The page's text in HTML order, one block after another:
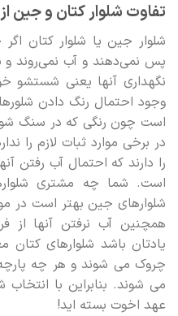
تفاوت شلوار کتان و جین
شلوار جین یا شلوار کتان
پس نمی‌دهند و آب نمی‌روند و
نگهداری آنها یعنی شستشو
وجود احتمال رنگ دادن
است چون رنگی که در سنگ شور
در برخی موارد ثبات لازم را
را دارند که احتمال آب رفتن
است. شما چه مشتری
شلوارهای جین بهتر است در
همچنین آب نرفتن آنها از
یادتان باشد شلوارهای
چروک می شوند و هر چه پارچه
می شوند. بنابراین با انتخاب
عهد اخوت بسته اید!